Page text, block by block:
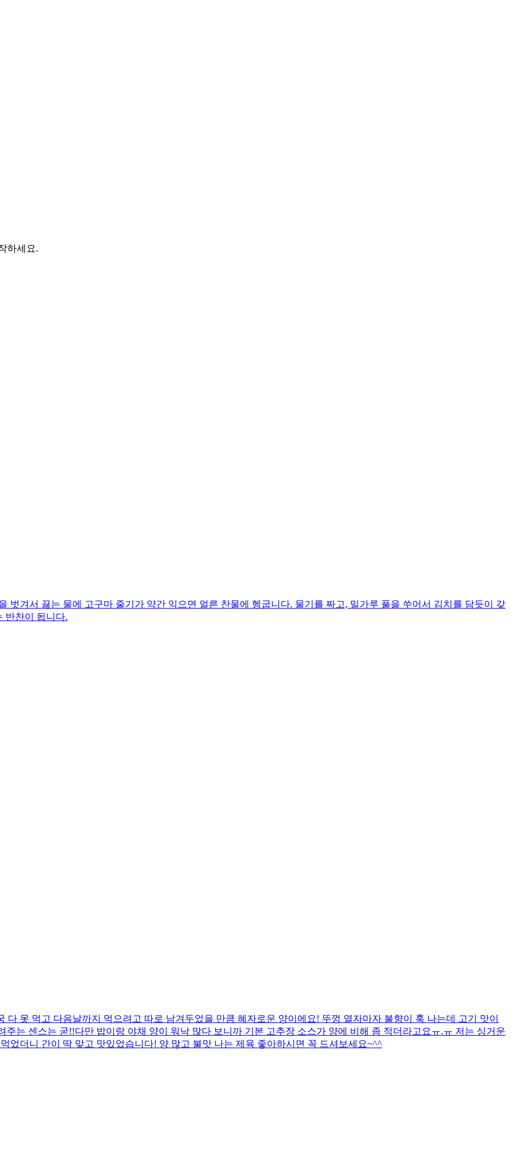
하세요.
벗겨서 끓는 물에 고구마 줄기가 약간 익으면 얼른 찬물에 헹굽니다. 물기를 짜고, 밀가루 풀을 쑤어서 김치를 담듯이 갖
반찬이 됩니다.
못 먹고 다음날까지 먹으려고 따로 남겨두었을 만큼 혜자로운 양이에요! 뚜껑 열자마자 불향이 훅 나는데 고기 맛이
는 센스는 굳!! ​다만 밥이랑 야채 양이 워낙 많다 보니까 기본 고추장 소스가 양에 비해 좀 적더라고요ㅠ.ㅠ 저는 싱거운
었더니 간이 딱 맞고 맛있었습니다! 양 많고 불맛 나는 제육 좋아하시면 꼭 드셔보세요~^^